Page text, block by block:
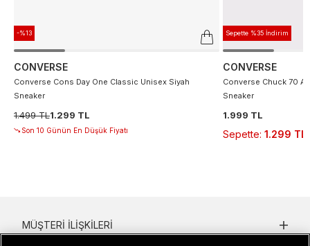
-%13
CONVERSE
Converse Cons Day One Classic Unisex Siyah
Sneaker
1.499 TL1.299 TL
Son 10 Günün En Düşük Fiyatı
Sepette %35 İndirim
CONVERSE
Converse Chuck 70
Sneaker
1.999 TL
Sepette: 1.299 TL
MÜŞTERI İLIŞKILERI